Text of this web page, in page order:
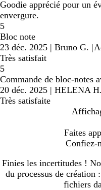
Goodie apprécié pour un
envergure.
5
Bloc note
23 déc. 2025 | Bruno G. |
Très satisfait
5
Commande de bloc-notes
20 déc. 2025 | HELENA H.
Très satisfaite
Faites
Confiez-
Finies les incertitudes !
du processus de
fichiers